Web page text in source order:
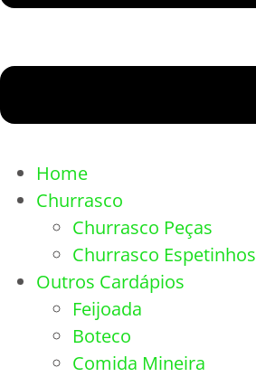
Home
Churrasco
Churrasco Peças
Churrasco Espetinhos
Outros Cardápios
Feijoada
Boteco
Comida Mineira